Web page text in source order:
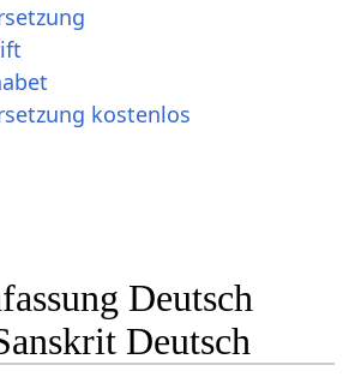
kostenlos
Deutsch
Deutsch